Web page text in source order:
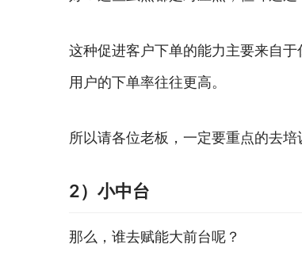
这种促进客户下单的能力主要来自
用户的下单率往往更高。
所以请各位老板，一定要重点的去培
2）小中台
那么，谁去赋能大前台呢？